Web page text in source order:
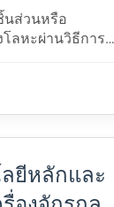
นส่วนหรือ
ลหะผ่านวิธีการ
ยีหลักและ